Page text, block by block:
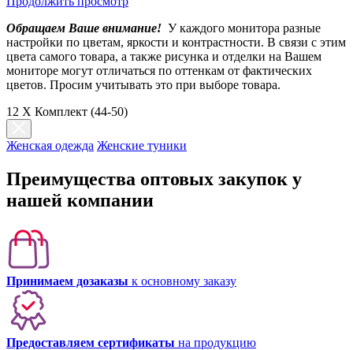
Обращаем Ваше внимание! У каждого монитора разные
настройки по цветам, яркости и контрастности. В связи с этим
цвета самого товара, а также рисунка и отделки на Вашем
мониторе могут отличаться по оттенкам от фактических
цветов. Просим учитывать это при выборе товара.
12 X Комплект (44-50)
Женская одежда Женские туники
Преимущества оптовых закупок у
нашей компании
Принимаем дозаказы к основному заказу
Предоставляем сертификаты на продукцию